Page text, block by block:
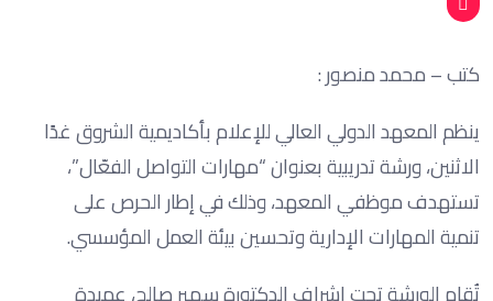
كتب – محمد منصور :
ينظم المعهد الدولي العالي للإعلام بأكاديمية الشروق غدًا
الاثنين، ورشة تدريبية بعنوان “مهارات التواصل الفعّال”،
تستهدف موظفي المعهد، وذلك في إطار الحرص على
تنمية المهارات الإدارية وتحسين بيئة العمل المؤسسي.
تُقام الورشة تحت إشراف الدكتورة سهير صالح، عميدة